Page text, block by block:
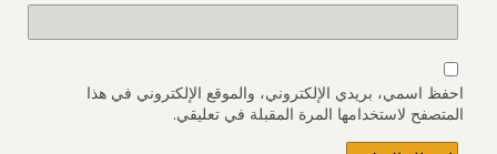
احفظ اسمي، بريدي الإلكتروني، والموقع الإلكتروني في هذا
المتصفح لاستخدامها المرة المقبلة في تعليقي.